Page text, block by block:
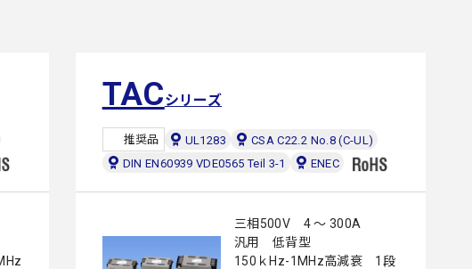
TACシリーズ
推奨品 UL1283
CSA C22.2 No.8 (C-UL)
DIN EN60939 VDE0565 Teil 3-1
ENEC
三相500V 4 ～ 300A
汎用 低背型
150ｋHz-1MHz高減衰 1段